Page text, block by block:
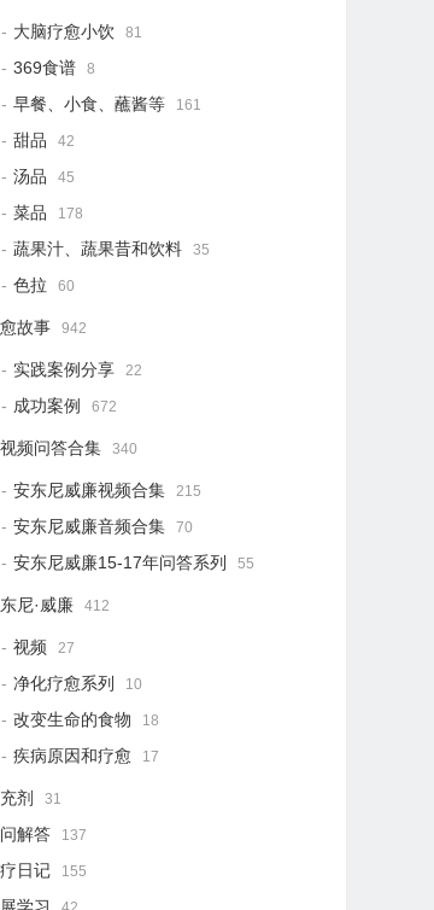
大脑疗愈小饮 81
369食谱 8
早餐、小食、蘸酱等 161
甜品 42
汤品 45
菜品 178
蔬果汁、蔬果昔和饮料 35
色拉 60
故事 942
实践案例分享 22
成功案例 672
频问答合集 340
安东尼威廉视频合集 215
安东尼威廉音频合集 70
安东尼威廉15-17年问答系列 55
尼·威廉 412
视频 27
净化疗愈系列 10
改变生命的食物 18
疾病原因和疗愈 17
剂 31
解答 137
日记 155